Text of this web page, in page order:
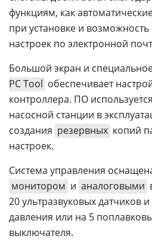
функциям, как
при установке и
настроек по электронной
Большой экран и
PC Tool обеспечивает
контроллера. ПО
насосной станции в
создания резервных копий
настроек.
Система управления
монитором и аналоговыми
20 ультразвуковых датчиков
давления или на 5
выключателя.